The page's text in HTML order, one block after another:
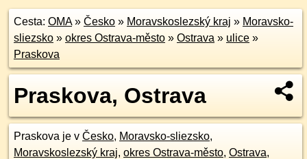
Cesta: OMA» Česko » Moravskoslezský kraj » Moravsko-
sliezsko » okres Ostrava-město » Ostrava » ulice »
Praskova
Praskova, Ostrava
Praskova je v Česko, Moravsko-sliezsko,
Moravskoslezský kraj, okres Ostrava-město, Ostrava,